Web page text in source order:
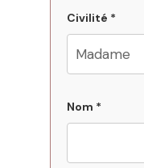
Civilité *
Nom *